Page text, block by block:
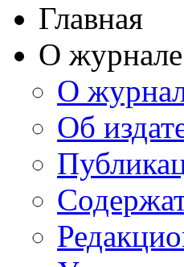
Главная
О журнале
О
Об